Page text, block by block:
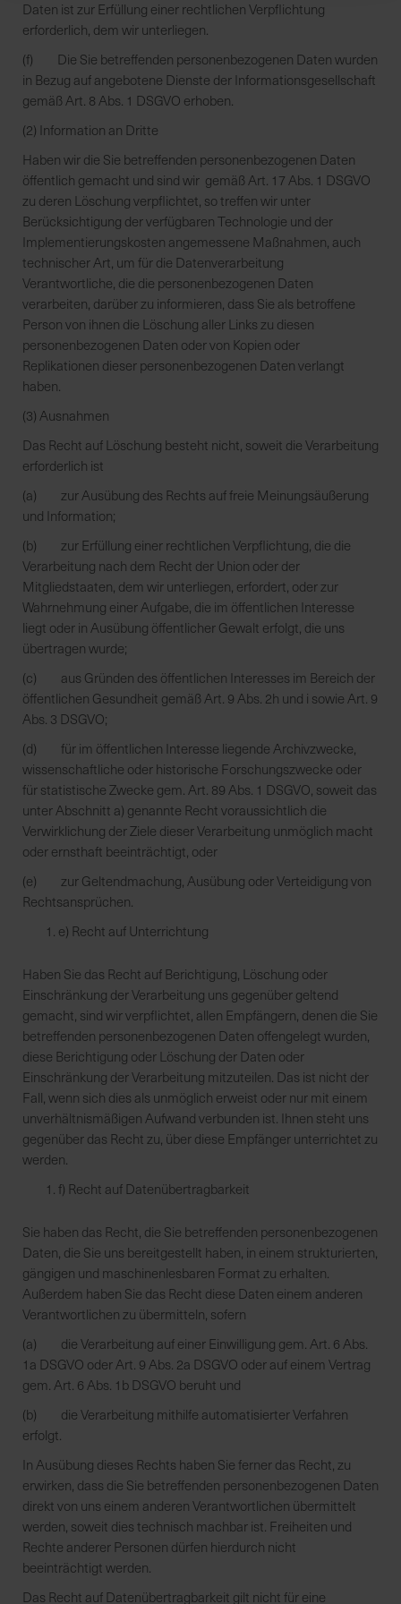
Daten ist zur Erfüllung einer rechtlichen Verpflichtung
erforderlich, dem wir unterliegen.
(f) Die Sie betreffenden personenbezogenen Daten wurden
in Bezug auf angebotene Dienste der Informationsgesellschaft
gemäß Art. 8 Abs. 1 DSGVO erhoben.
(2) Information an Dritte
Haben wir die Sie betreffenden personenbezogenen Daten
öffentlich gemacht und sind wir gemäß Art. 17 Abs. 1 DSGVO
zu deren Löschung verpflichtet, so treffen wir unter
Berücksichtigung der verfügbaren Technologie und der
Implementierungskosten angemessene Maßnahmen, auch
technischer Art, um für die Datenverarbeitung
Verantwortliche, die die personenbezogenen Daten
verarbeiten, darüber zu informieren, dass Sie als betroffene
Person von ihnen die Löschung aller Links zu diesen
personenbezogenen Daten oder von Kopien oder
Replikationen dieser personenbezogenen Daten verlangt
haben.
(3) Ausnahmen
Das Recht auf Löschung besteht nicht, soweit die Verarbeitung
erforderlich ist
(a) zur Ausübung des Rechts auf freie Meinungsäußerung
und Information;
(b) zur Erfüllung einer rechtlichen Verpflichtung, die die
Verarbeitung nach dem Recht der Union oder der
Mitgliedstaaten, dem wir unterliegen, erfordert, oder zur
Wahrnehmung einer Aufgabe, die im öffentlichen Interesse
liegt oder in Ausübung öffentlicher Gewalt erfolgt, die uns
übertragen wurde;
(c) aus Gründen des öffentlichen Interesses im Bereich der
öffentlichen Gesundheit gemäß Art. 9 Abs. 2h und i sowie Art. 9
Abs. 3 DSGVO;
(d) für im öffentlichen Interesse liegende Archivzwecke,
wissenschaftliche oder historische Forschungszwecke oder
für statistische Zwecke gem. Art. 89 Abs. 1 DSGVO, soweit das
unter Abschnitt a) genannte Recht voraussichtlich die
Verwirklichung der Ziele dieser Verarbeitung unmöglich macht
oder ernsthaft beeinträchtigt, oder
(e) zur Geltendmachung, Ausübung oder Verteidigung von
Rechtsansprüchen.
e) Recht auf Unterrichtung
Haben Sie das Recht auf Berichtigung, Löschung oder
Einschränkung der Verarbeitung uns gegenüber geltend
gemacht, sind wir verpflichtet, allen Empfängern, denen die Sie
betreffenden personenbezogenen Daten offengelegt wurden,
diese Berichtigung oder Löschung der Daten oder
Einschränkung der Verarbeitung mitzuteilen. Das ist nicht der
Fall, wenn sich dies als unmöglich erweist oder nur mit einem
unverhältnismäßigen Aufwand verbunden ist. Ihnen steht uns
gegenüber das Recht zu, über diese Empfänger unterrichtet zu
werden.
f) Recht auf Datenübertragbarkeit
Sie haben das Recht, die Sie betreffenden personenbezogenen
Daten, die Sie uns bereitgestellt haben, in einem strukturierten,
gängigen und maschinenlesbaren Format zu erhalten.
Außerdem haben Sie das Recht diese Daten einem anderen
Verantwortlichen zu übermitteln, sofern
(a) die Verarbeitung auf einer Einwilligung gem. Art. 6 Abs.
1a DSGVO oder Art. 9 Abs. 2a DSGVO oder auf einem Vertrag
gem. Art. 6 Abs. 1b DSGVO beruht und
(b) die Verarbeitung mithilfe automatisierter Verfahren
erfolgt.
In Ausübung dieses Rechts haben Sie ferner das Recht, zu
erwirken, dass die Sie betreffenden personenbezogenen Daten
direkt von uns einem anderen Verantwortlichen übermittelt
werden, soweit dies technisch machbar ist. Freiheiten und
Rechte anderer Personen dürfen hierdurch nicht
beeinträchtigt werden.
Das Recht auf Datenübertragbarkeit gilt nicht für eine